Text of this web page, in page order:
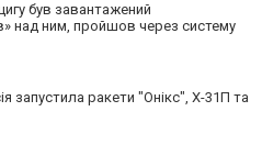
був завантажений
над ним, пройшов через систему
запустила ракети "Онікс", Х-31П та